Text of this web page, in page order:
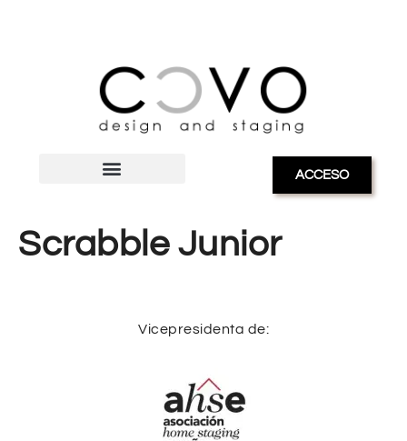
ACCESO
Scrabble Junior
Vicepresidenta de: